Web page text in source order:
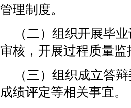
管理制度。
（二）组织开展毕
审核，开展过程质量监
（三）组织成立答
成绩评定等相关事宜。